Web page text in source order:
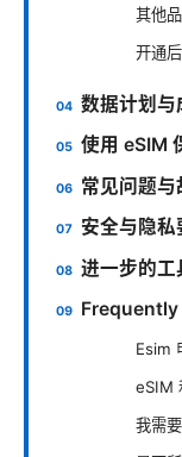
其他
开通
数据计划与
使用 eSIM
常见问题与
安全与隐私
进一步的工
Esim
eSIM
我需